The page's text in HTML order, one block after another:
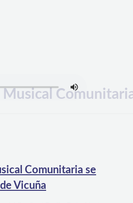
Musical
Comunitaria se
Vicuña